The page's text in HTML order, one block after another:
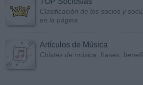
Clasificación de los socios y
en la página
Artículos de Música
Chistes de música, frases,